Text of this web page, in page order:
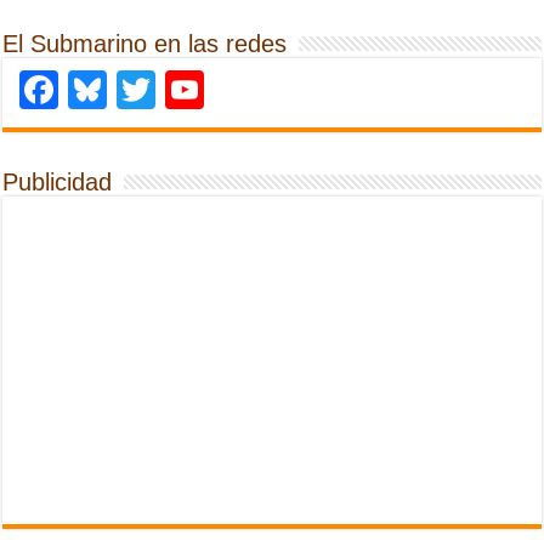
El Submarino en las redes
Facebook
Bluesky
Twitter
Publicidad